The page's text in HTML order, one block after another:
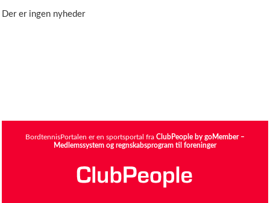
Der er ingen nyheder
BordtennisPortalen er en sportsportal fra ClubPeople by goMember –
Medlemssystem og regnskabsprogram til foreninger